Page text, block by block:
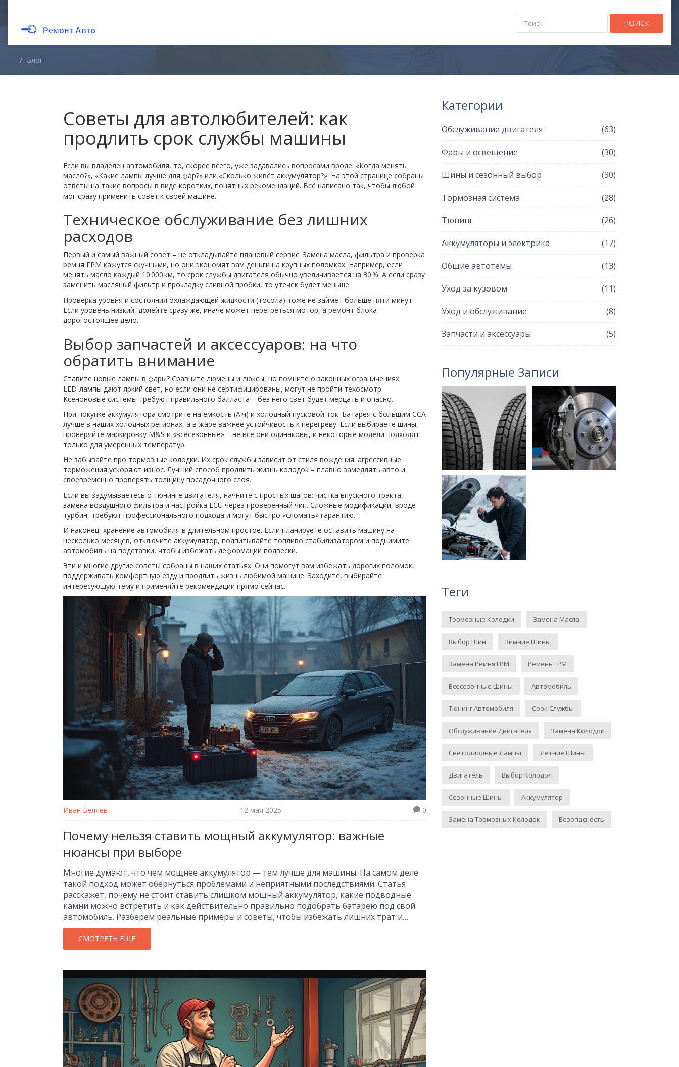
ПОИСК
Блог
Советы для автолюбителей: как
продлить срок службы машины
Если вы владелец автомобиля, то, скорее всего, уже задавались вопросами вроде: «Когда менять
масло?», «Какие лампы лучше для фар?» или «Сколько живёт аккумулятор?». На этой странице собраны
ответы на такие вопросы в виде коротких, понятных рекомендаций. Всё написано так, чтобы любой
мог сразу применить совет к своей машине.
Техническое обслуживание без лишних
расходов
Первый и самый важный совет – не откладывайте плановый сервис. Замена масла, фильтра и проверка
ремня ГРМ кажутся скучными, но они экономят вам деньги на крупных поломках. Например, если
менять масло каждый 10 000 км, то срок службы двигателя обычно увеличивается на 30 %. А если сразу
заменить масляный фильтр и прокладку сливной пробки, то утечек будет меньше.
Проверка уровня и состояния охлаждающей жидкости (тосола) тоже не займет больше пяти минут.
Если уровень низкий, долейте сразу же, иначе может перегреться мотор, а ремонт блока –
дорогостоящее дело.
Выбор запчастей и аксессуаров: на что
обратить внимание
Ставите новые лампы в фары? Сравните люмены и люксы, но помните о законных ограничениях.
LED‑лампы дают яркий свет, но если они не сертифицированы, могут не пройти техосмотр.
Ксеноновые системы требуют правильного балласта – без него свет будет мерцать и опасно.
При покупке аккумулятора смотрите на ёмкость (А·ч) и холодный пусковой ток. Батарея с большим CCA
лучше в наших холодных регионах, а в жаре важнее устойчивость к перегреву. Если выбираете шины,
проверяйте маркировку M&S и «всесезонные» – не все они одинаковы, и некоторые модели подходят
только для умеренных температур.
Не забывайте про тормозные колодки. Их срок службы зависит от стиля вождения: агрессивные
торможения ускоряют износ. Лучший способ продлить жизнь колодок – плавно замедлять авто и
своевременно проверять толщину посадочного слоя.
Если вы задумываетесь о тюнинге двигателя, начните с простых шагов: чистка впускного тракта,
замена воздушного фильтра и настройка ECU через проверенный чип. Сложные модификации, вроде
турбин, требуют профессионального подхода и могут быстро «сломать» гарантию.
И наконец, хранение автомобиля в длительном простое. Если планируете оставить машину на
несколько месяцев, отключите аккумулятор, подпитывайте топливо стабилизатором и поднимите
автомобиль на подставки, чтобы избежать деформации подвески.
Эти и многие другие советы собраны в наших статьях. Они помогут вам избежать дорогих поломок,
поддерживать комфортную езду и продлить жизнь любимой машине. Заходите, выбирайте
интересующую тему и применяйте рекомендации прямо сейчас.
Иван Беляев 12 мая 2025 0
Почему нельзя ставить мощный аккумулятор: важные
нюансы при выборе
Многие думают, что чем мощнее аккумулятор — тем лучше для машины. На самом деле
такой подход может обернуться проблемами и неприятными последствиями. Статья
расскажет, почему не стоит ставить слишком мощный аккумулятор, какие подводные
камни можно встретить и как действительно правильно подобрать батарею под свой
автомобиль. Разберём реальные примеры и советы, чтобы избежать лишних трат и
проблем.
СМОТРЕТЬ ЕЩЕ
Категории
Обслуживание двигателя (63)
Фары и освещение (30)
Шины и сезонный выбор (30)
Тормозная система (28)
Тюнинг (26)
Аккумуляторы и электрика (17)
Общие автотемы (13)
Уход за кузовом (11)
Уход и обслуживание (8)
Запчасти и аксессуары (5)
Популярные Записи
Теги
Тормозные Колодки Замена Масла
Выбор Шин Зимние Шины
Замена Ремня ГРМ Ремень ГРМ
Всесезонные Шины Автомобиль
Тюнинг Автомобиля Срок Службы
Обслуживание Двигателя Замена Колодок
Светодиодные Лампы Летние Шины
Двигатель Выбор Колодок
Сезонные Шины Аккумулятор
Замена Тормозных Колодок Безопасность